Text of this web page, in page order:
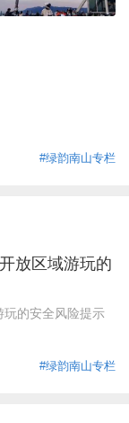
#绿韵南山专栏
放区域游玩的
玩的安全风险提示
#绿韵南山专栏